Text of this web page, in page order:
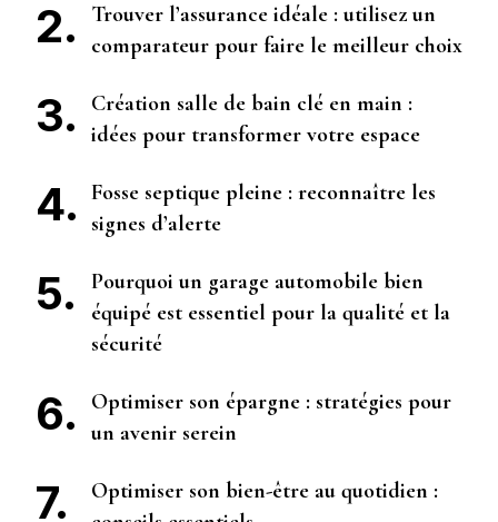
Trouver l’assurance idéale : utilisez un
comparateur pour faire le meilleur choix
Création salle de bain clé en main :
idées pour transformer votre espace
Fosse septique pleine : reconnaître les
signes d’alerte
Pourquoi un garage automobile bien
équipé est essentiel pour la qualité et la
sécurité
Optimiser son épargne : stratégies pour
un avenir serein
Optimiser son bien-être au quotidien :